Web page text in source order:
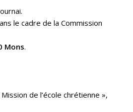
le cadre de la Commission
Mons.
de l’école chrétienne »,